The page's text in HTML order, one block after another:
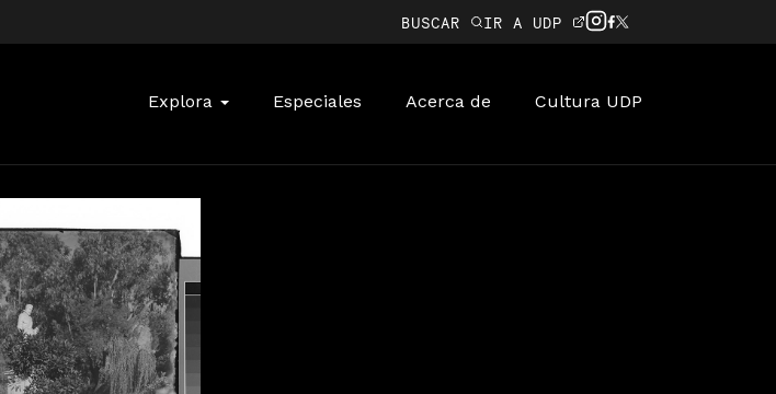
BUSCAR IR A UDP
Explora Especiales Acerca de Cultura UDP